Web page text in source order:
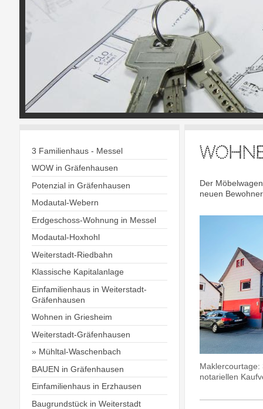
Der
neuen
Maklercourtage:
notariellen
3 Familienhaus - Messel
WOW in Gräfenhausen
Potenzial in Gräfenhausen
Modautal-Webern
Erdgeschoss-Wohnung in Messel
Modautal-Hoxhohl
Weiterstadt-Riedbahn
Klassische Kapitalanlage
Einfamilienhaus in Weiterstadt-
Gräfenhausen
Wohnen in Griesheim
Weiterstadt-Gräfenhausen
Mühltal-Waschenbach
BAUEN in Gräfenhausen
Einfamilienhaus in Erzhausen
Baugrundstück in Weiterstadt